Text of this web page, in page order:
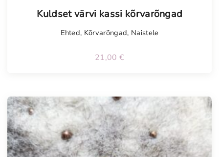
Kuldset värvi kassi kõrvarõngad
Ehted, Kõrvarõngad, Naistele
21,00 €